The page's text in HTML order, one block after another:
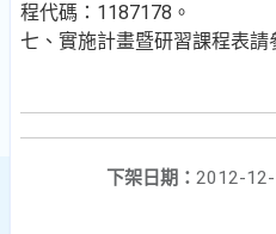
程代碼：1187178。
七、實施計畫暨研習課程表請
下架日期： 2012-12-